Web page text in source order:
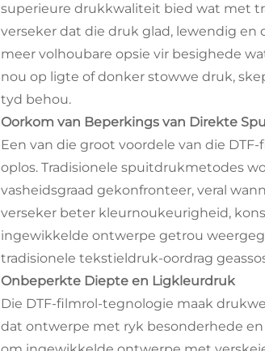
superieure drukkwaliteit bied wat met
verseker dat die druk glad, lewendig en
meer volhoubare opsie vir besighede
nou op ligte of donker stowwe druk,
tyd behou.
Oorkom van Beperkings van Direkte
Een van die groot voordele van die
oplos. Tradisionele spuitdrukmetodes
vasheidsgraad gekonfronteer, veral
verseker beter kleurnoukeurigheid,
ingewikkelde ontwerpe getrou
tradisionele tekstieldruk-oordrag
Onbeperkte Diepte en Ligkleurdruk
Die DTF-filmrol-tegnologie maak
dat ontwerpe met ryk besonderhede